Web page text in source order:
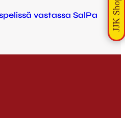
vastassa SalPa